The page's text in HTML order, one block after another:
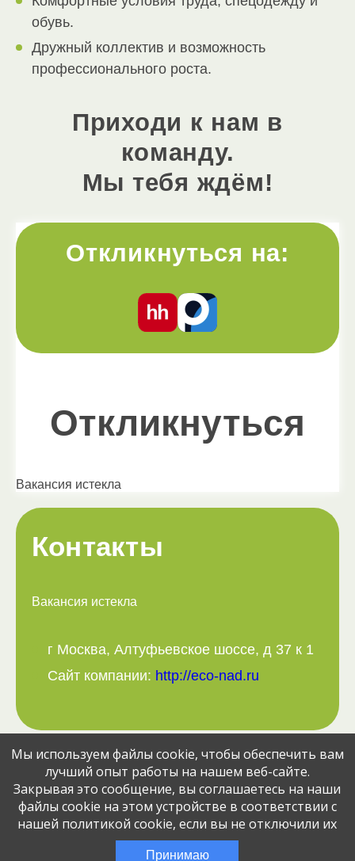
обувь.
Дружный коллектив и возможность
профессионального роста.
Приходи к нам в
команду.
Мы тебя ждём!
Откликнуться на:
Откликнуться
Вакансия истекла
Контакты
Вакансия истекла
г Москва, Алтуфьевское шоссе, д 37 к 1
Сайт компании: http://eco-nad.ru
Поделитесь вакансией с друзьями:
© Jobcart, 2023
Эта вакансия размещена2 месяца назад
Мы используем файлы cookie, чтобы обеспечить вам
лучший опыт работы на нашем веб-сайте.
Закрывая это сообщение, вы соглашаетесь на наши
файлы cookie на этом устройстве в соответствии с
нашей политикой cookie, если вы не отключили их
Принимаю